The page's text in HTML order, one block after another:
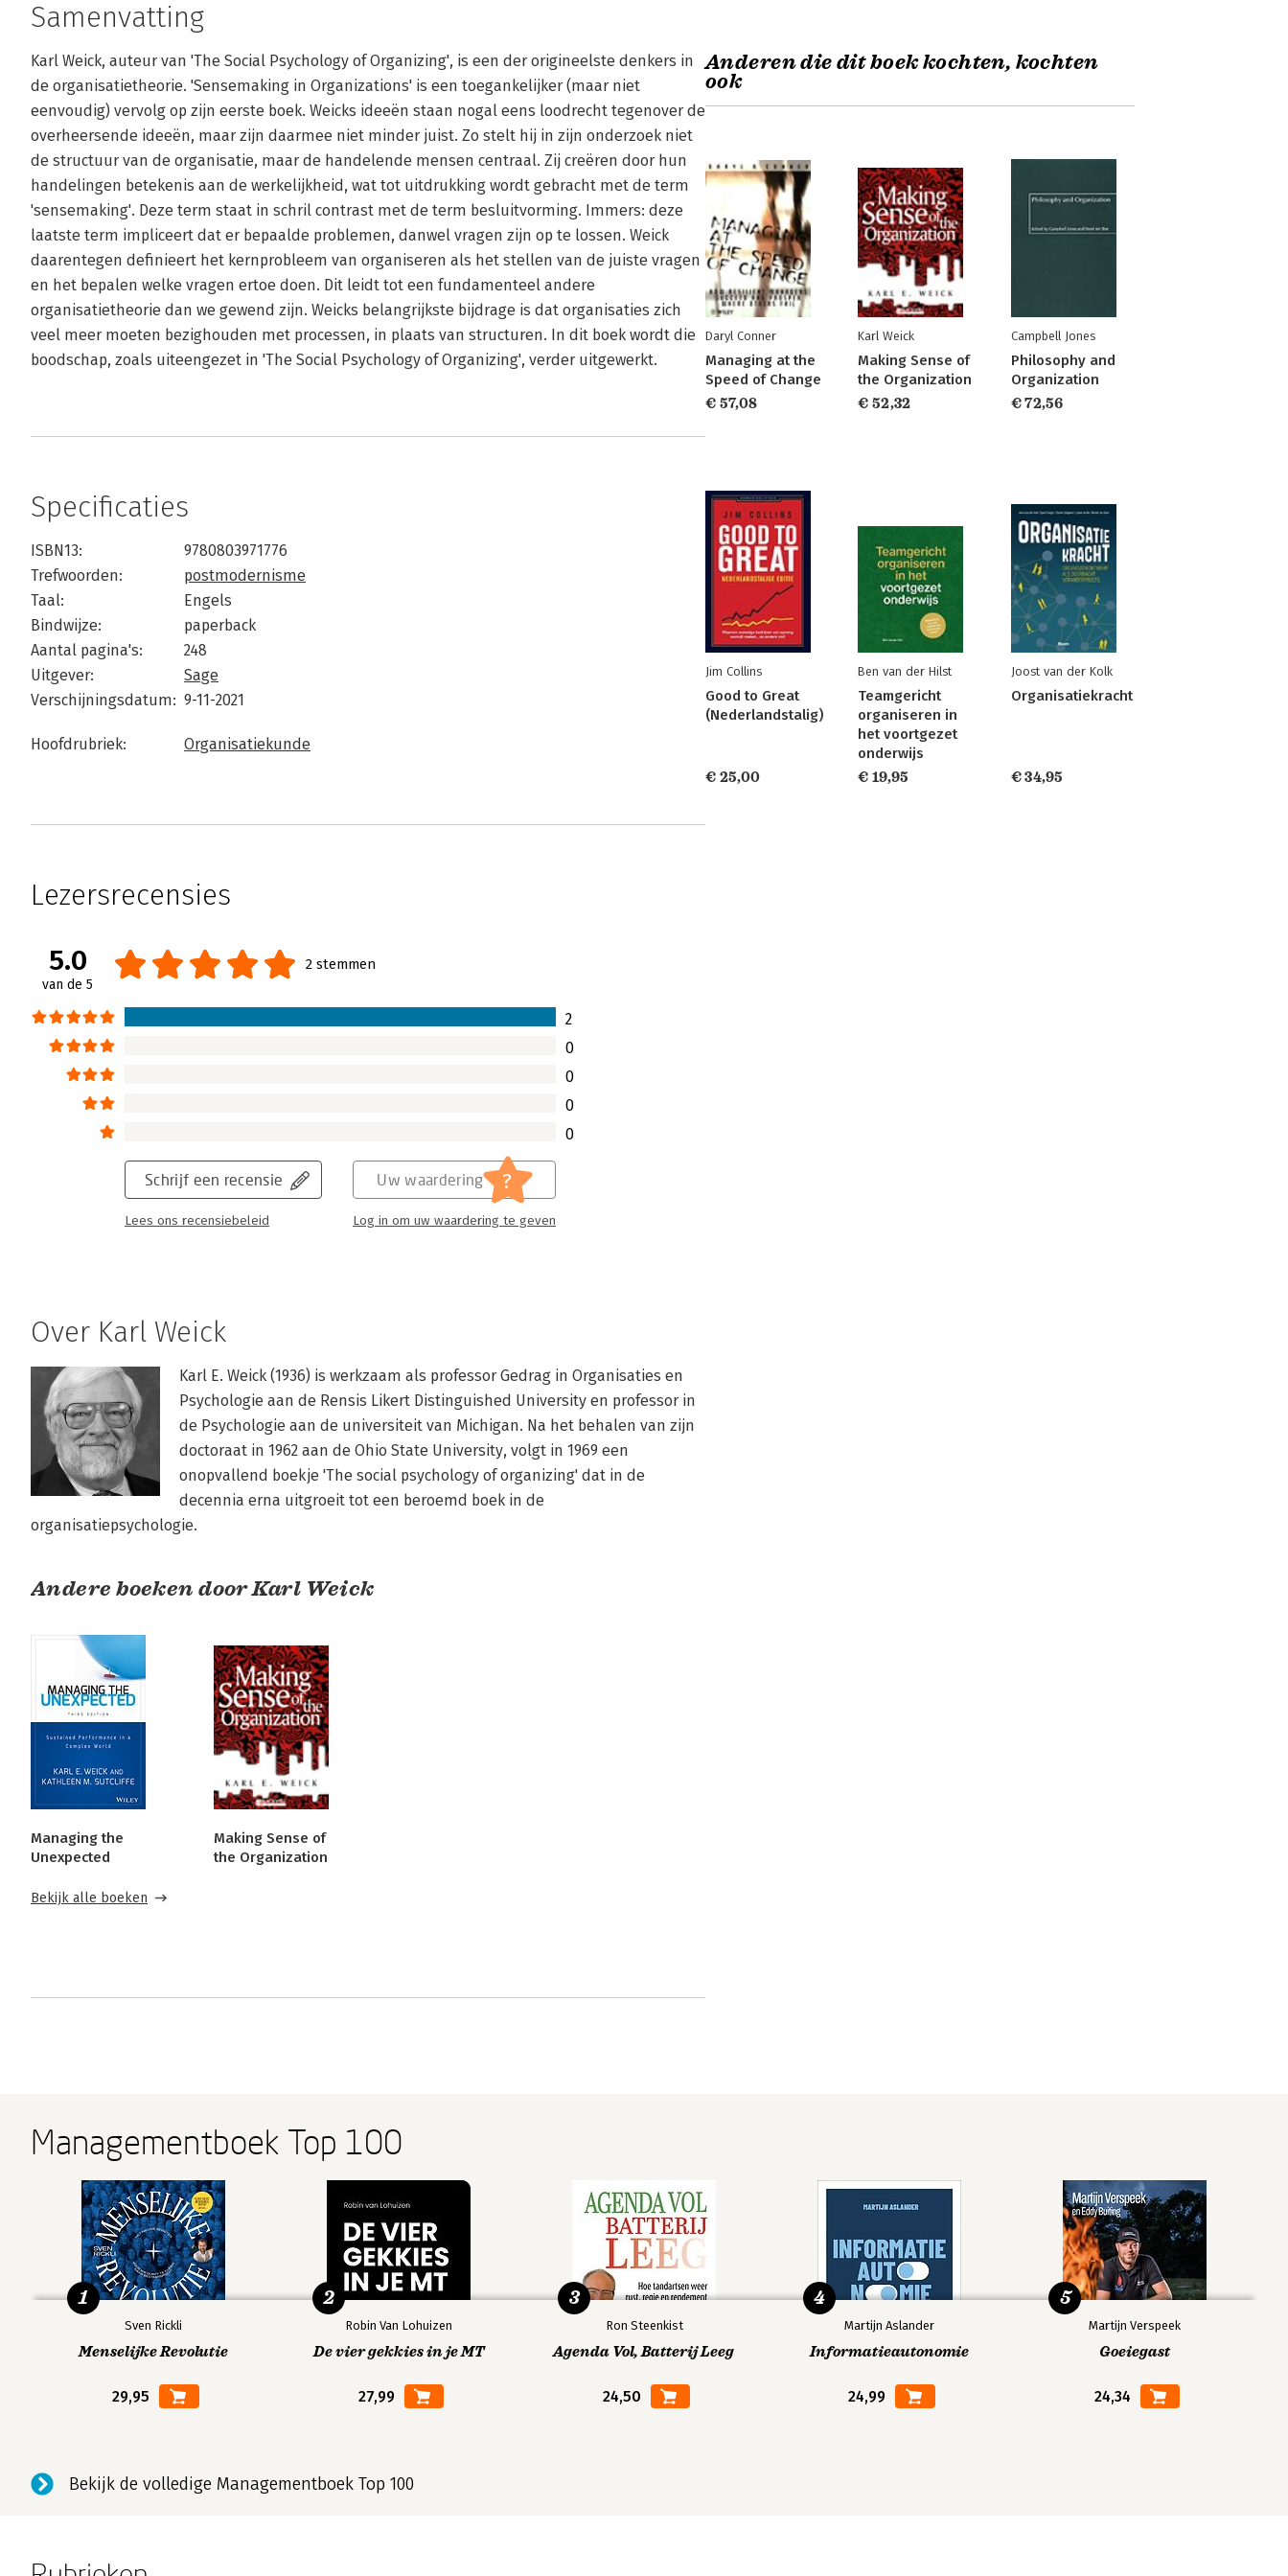
Samenvatting
Karl Weick, auteur van 'The Social Psychology of Organizing', is een der origineelste denkers in
de organisatietheorie. 'Sensemaking in Organizations' is een toegankelijker (maar niet
eenvoudig) vervolg op zijn eerste boek. Weicks ideeën staan nogal eens loodrecht tegenover de
overheersende ideeën, maar zijn daarmee niet minder juist. Zo stelt hij in zijn onderzoek niet
de structuur van de organisatie, maar de handelende mensen centraal. Zij creëren door hun
handelingen betekenis aan de werkelijkheid, wat tot uitdrukking wordt gebracht met de term
'sensemaking'. Deze term staat in schril contrast met de term besluitvorming. Immers: deze
laatste term impliceert dat er bepaalde problemen, danwel vragen zijn op te lossen. Weick
daarentegen definieert het kernprobleem van organiseren als het stellen van de juiste vragen
en het bepalen welke vragen ertoe doen. Dit leidt tot een fundamenteel andere
organisatietheorie dan we gewend zijn. Weicks belangrijkste bijdrage is dat organisaties zich
veel meer moeten bezighouden met processen, in plaats van structuren. In dit boek wordt die
boodschap, zoals uiteengezet in 'The Social Psychology of Organizing', verder uitgewerkt.
Specificaties
ISBN13:
9780803971776
Trefwoorden:
postmodernisme
Taal:
Engels
Bindwijze:
paperback
Aantal pagina's:
248
Uitgever:
Sage
Verschijningsdatum: 9-11-2021
Hoofdrubriek: Organisatiekunde
Lezersrecensies
5.0
van de 5
2 stemmen
2
0
0
0
0
Schrijf een recensie
Lees ons recensiebeleid
Uw waardering ?
Log in om uw waardering te geven
Over Karl Weick
Karl E. Weick (1936) is werkzaam als professor Gedrag in Organisaties en
Psychologie aan de Rensis Likert Distinguished University en professor in
de Psychologie aan de universiteit van Michigan. Na het behalen van zijn
doctoraat in 1962 aan de Ohio State University, volgt in 1969 een
onopvallend boekje 'The social psychology of organizing' dat in de
decennia erna uitgroeit tot een beroemd boek in de
organisatiepsychologie.
Andere boeken door Karl Weick
Managing the
Unexpected
Making Sense of
the Organization
Bekijk alle boeken
Anderen die dit boek kochten, kochten
ook
Daryl Conner
Managing at the
Speed of Change
€ 57,08
Karl Weick
Making Sense of
the Organization
€ 52,32
Campbell Jones
Philosophy and
Organization
€ 72,56
Jim Collins
Good to Great
(Nederlandstalig)
€ 25,00
Ben van der Hilst
Teamgericht
organiseren in
het voortgezet
onderwijs
€ 19,95
Joost van der Kolk
Organisatiekracht
€ 34,95
Managementboek Top 100
Sven Rickli
Menselijke Revolutie
29,95
1
Robin Van Lohuizen
De vier gekkies in je MT
27,99
2
Ron Steenkist
Agenda Vol, Batterij Leeg
24,50
3
Martijn Aslander
Informatieautonomie
24,99
4
Martijn Verspeek
Goeiegast
24,34
5
Bekijk de volledige Managementboek Top 100